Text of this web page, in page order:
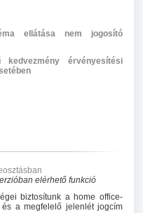
ellátása nem jogosító
kedvezmény érvényesítési
elérhető funkció
biztosítunk a home office-
a megfelelő jelenlét jogcím